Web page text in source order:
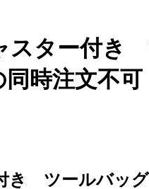
スター付
同時注文
き ツールバッ